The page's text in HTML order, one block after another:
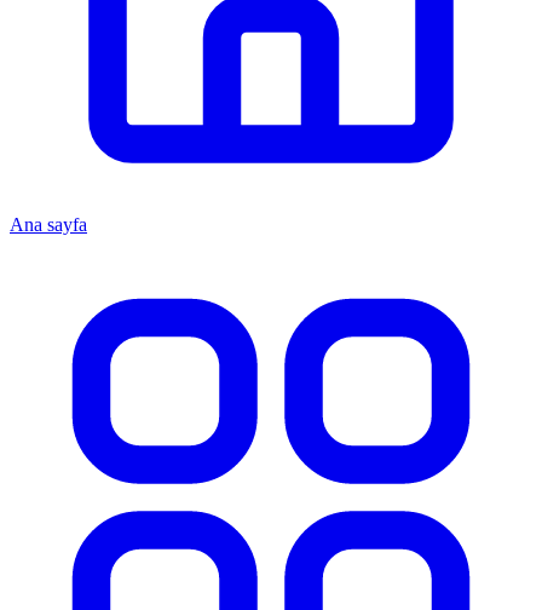
Ana sayfa